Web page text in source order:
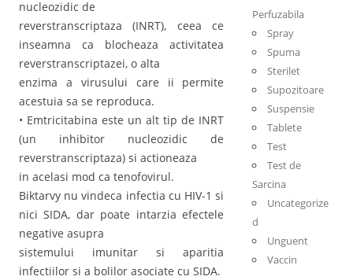
nucleozidic de
reverstranscriptaza (INRT), ceea ce
inseamna ca blocheaza activitatea
reverstranscriptazei, o alta
enzima a virusului care ii permite
acestuia sa se reproduca.
• Emtricitabina este un alt tip de INRT
(un inhibitor nucleozidic de
reverstranscriptaza) si actioneaza
in acelasi mod ca tenofovirul.
Biktarvy nu vindeca infectia cu HIV-1 si
nici SIDA, dar poate intarzia efectele
negative asupra
sistemului imunitar si aparitia
infectiilor si a bolilor asociate cu SIDA.
Perfuzabila
Spray
Spuma
Sterilet
Supozitoare
Suspensie
Tablete
Test
Test de
Sarcina
Uncategorize
d
Unguent
Vaccin